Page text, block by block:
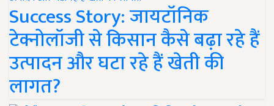
Success Story: जायटॉनिक
टेक्नोलॉजी से किसान कैसे बढ़ा रहे हैं
उत्पादन और घटा रहे हैं खेती की
लागत?